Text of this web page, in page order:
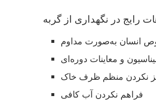
رایج در نگهداری از گربه
انسان به‌صورت مداوم
و معاینات دوره‌ای
نکردن منظم ظرف خاک
فراهم نکردن آب کافی